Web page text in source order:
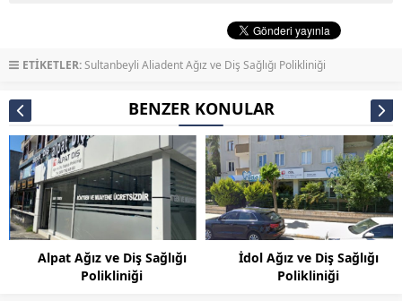
ETİKETLER:Sultanbeyli Aliadent Ağız ve Diş Sağlığı Polikliniği
BENZER KONULAR
Alpat Ağız ve Diş Sağlığı
Polikliniği
İdol Ağız ve Diş Sağlığı
Polikliniği